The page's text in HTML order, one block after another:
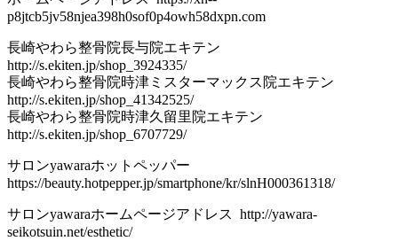
p8jtcb5jv58njea398h0sof0p4owh58dxpn.com
長崎やわら整骨院長与院エキテン
http://s.ekiten.jp/shop_3924335/
長崎やわら整骨院時津ミスターマックス院エキテン
http://s.ekiten.jp/shop_41342525/
長崎やわら整骨院時津久留里院エキテン
http://s.ekiten.jp/shop_6707729/
サロンyawaraホットペッパー
https://beauty.hotpepper.jp/smartphone/kr/slnH000361318/
サロンyawaraホームページアドレス http://yawara-
seikotsuin.net/esthetic/